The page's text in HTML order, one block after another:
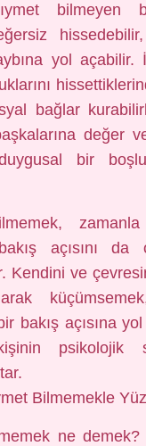
bilmeyen
yol açabilir.
bağlar
değer
bir
açısını da
Kendini ve
bakış açısına
psikolojik
Bilmemekle
ne demek?